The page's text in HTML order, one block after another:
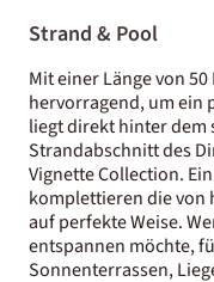
Strand & Pool
Mit einer Länge von
hervorragend, um ein
liegt direkt hinter dem
Strandabschnitt des
Vignette Collection.
komplettieren die von
auf perfekte Weise.
entspannen möchte,
Sonnenterrassen,